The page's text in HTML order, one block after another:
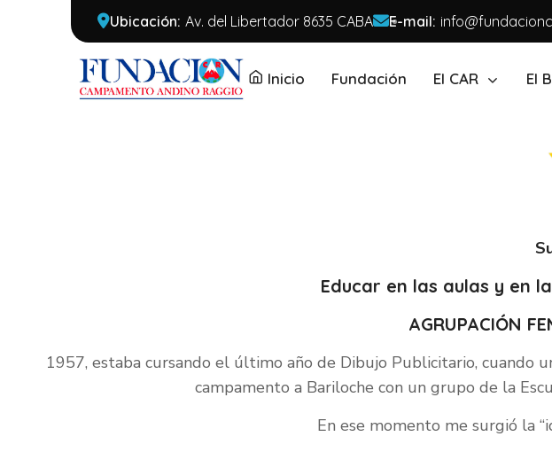
Ubicación: Av. del Libertador 8635 CABA E-mail:
Inicio Fundación El CAR El
Educar en las aulas y en
AGRUPACIÓN
1957, estaba cursando el último año de Dibujo Publicitario, cuando
campamento a Bariloche con un grupo de la
En ese momento me surgió la